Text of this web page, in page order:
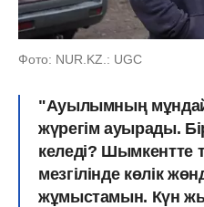
Фото: NUR.KZ.: UGC
"Ауылымның мұндай
жүрегім ауырады.
келеді? Шымкентте
мезгілінде көлік
жұмыстамын. Күн